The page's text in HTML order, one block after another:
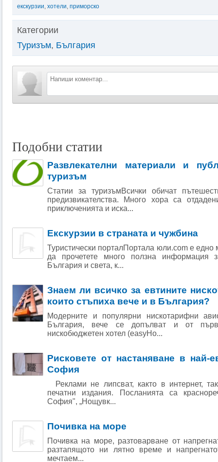
екскурзии, хотели, приморско
Категории
Туризъм, България
Подобни статии
Развлекателни материали и
туризъм
Статии за туризъмВсички обичат
предизвикателства. Много хора са
приключенията и иска...
Екскурзии в страната и чужбина
Туристически порталПортала юли.com е едно
да прочетете много ползна информация
България и света, к...
Знаем ли всичко за евтините
които стъпиха вече и в България?
Модерните и популярни нискотарифни
България, вече се допълват и от
нискобюджетен хотел (easyHo...
Рисковете от настаняване в най-
София
Реклами не липсват, както в интернет,
печатни издания. Посланията са
София", „Нощувк...
Почивка на море
Почивка на море, разтоварване от
разтапящото ни лятно време и
мечтаем...